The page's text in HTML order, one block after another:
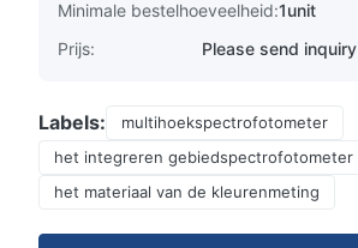
Minimale bestelhoeveelheid:1unit
Prijs:
Please send inquiry
Labels:
multihoekspectrofotometer
het integreren gebiedspectrofotometer
het materiaal van de kleurenmeting